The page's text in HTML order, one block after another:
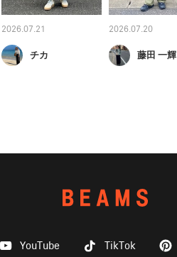
2026.07.21
チカ
2026.07.20
藤田 一輝
YouTube TikTok